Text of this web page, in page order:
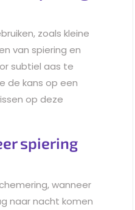
zoals kleine
van spiering en
subtiel aas te
de kans op een
op deze
spiering
wanneer
naar nacht komen